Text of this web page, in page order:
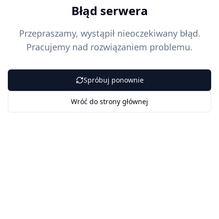
Błąd serwera
Przepraszamy, wystąpił nieoczekiwany błąd.
Pracujemy nad rozwiązaniem problemu.
Spróbuj ponownie
Wróć do strony głównej